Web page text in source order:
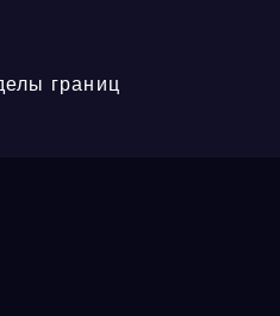
границ